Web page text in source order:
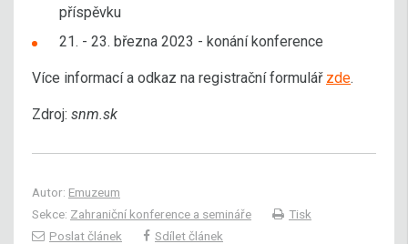
příspěvku
21. - 23. března 2023 - konání konference
Více informací a odkaz na registrační formulář zde.
Zdroj: snm.sk
Autor: Emuzeum
Sekce: Zahraniční konference a semináře
Tisk
Poslat článek
Sdílet článek